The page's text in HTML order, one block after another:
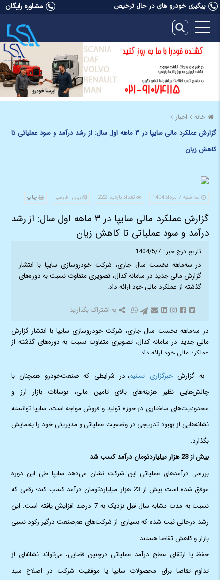
مشاوره رایگان پیگیری خودرو های در حال ترخیص
خانه
اخبار
گزارش عملکرد مالی سایپا در ۳ ماهه اول سال: از رشد درآمد و سود عملیاتی تا
کاهش زیان
سه شنبه 7 مرداد 1404 تعداد بازدید: 222 زبان : فارسی چاپ
گزارش عملکرد مالی سایپا در ۳ ماهه اول سال: از رشد
درآمد و سود عملیاتی تا کاهش زیان
تاریخ درج خبر : 1404/5/7
در سه‌ماهه نخست سال جاری، شرکت خودروسازی سایپا با انتشار
گزارش مالی جدید در سامانه کدال، تصویری متفاوت نسبت به دوره‌های
گذشته از عملکرد مالی‌ خود ارائه داد.
به اشتراک بگذارید
در سه‌ماهه نخست سال جاری، شرکت خودروسازی سایپا با انتشار گزارش
مالی جدید در سامانه کدال، تصویری متفاوت نسبت به دوره‌های گذشته از
عملکرد مالی‌ خود ارائه داد.
به گزارشخبرگزاری تسنیم، در شرایطی که صنعت‌خودرو همچنان با
چالش‌هایی نظیر هزینه‌های بالای تامین مالی، نوسانات بازار ارز و
محدودیت‌های ساختاری در حوزه تولید و فروش مواجه است، سایپا توانسته
نشانه‌هایی از بهبود تدریجی در وضعیت عملیاتی و مدیریتی خود را به‌نمایش
بگذارد.
بیش از 23 هزار میلیاردتومان درآمد کسب شد
بررسی درآمدهای عملیاتی این شرکت نشان می‌دهد سایپا طی این دوره
موفق شده است بیش از 23 هزار میلیاردتومان درآمد کسب کند؛ رقمی که
نسبت به مدت مشابه سال قبل نزدیک به 7 درصد افزایش یافته است. این
رشد درحالی ثبت شده که بسیاری از شرکت‌های هم‌صنعت درگیر رکود نسبی
بازار و کاهش تقاضا هستند.
حفظ یا ارتقای سطح درآمد عملیاتی درچنین فضایی، می‌تواند نشانه‌ای از
تداوم تقاضا برای محصولات سایپا یا موفقیت شرکت در اصلاح سبد